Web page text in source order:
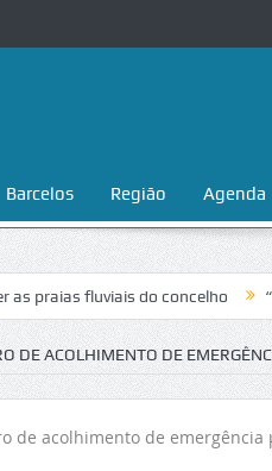
Barcelos Região Agenda
fluviais do concelho
DE ACOLHIMENTO DE